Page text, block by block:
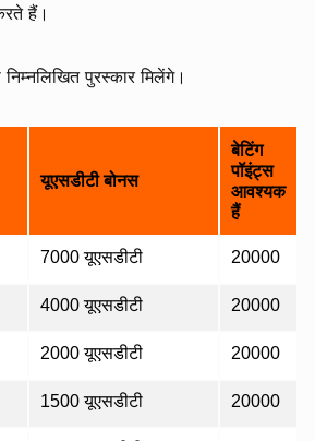
हैं।
पुरस्कार मिलेंगे।
यूएसडीटी बोनस
बेटिंग
पॉइंट्स
आवश्यक
हैं
7000 यूएसडीटी 20000
4000 यूएसडीटी 20000
2000 यूएसडीटी 20000
1500 यूएसडीटी 20000